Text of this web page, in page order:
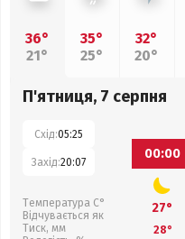
36°
21°
35°
25°
32°
20°
П'ятниця, 7 серпня
Схід:05:25
Захід:20:07
Температура С°
Відчувається як
Тиск, мм
00:00
27°
28°